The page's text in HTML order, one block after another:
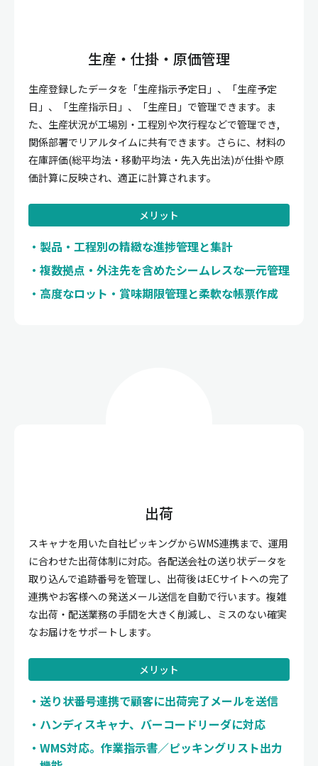
生産・仕掛・原価管理
生産登録したデータを「生産指示予定日」、「生産予定
日」、「生産指示日」、「生産日」で管理できます。ま
た、生産状況が工場別・工程別や次行程などで管理でき,
関係部署でリアルタイムに共有できます。さらに、材料の
在庫評価(総平均法・移動平均法・先入先出法)が仕掛や原
価計算に反映され、適正に計算されます。
メリット
製品・工程別の精緻な進捗管理と集計
複数拠点・外注先を含めたシームレスな一元管理
高度なロット・賞味期限管理と柔軟な帳票作成
出荷
スキャナを用いた自社ピッキングからWMS連携まで、運用
に合わせた出荷体制に対応。各配送会社の送り状データを
取り込んで追跡番号を管理し、出荷後はECサイトへの完了
連携やお客様への発送メール送信を自動で行います。複雑
な出荷・配送業務の手間を大きく削減し、ミスのない確実
なお届けをサポートします。
メリット
送り状番号連携で顧客に出荷完了メールを送信
ハンディスキャナ、バーコードリーダに対応
WMS対応。作業指示書／ピッキングリスト出力